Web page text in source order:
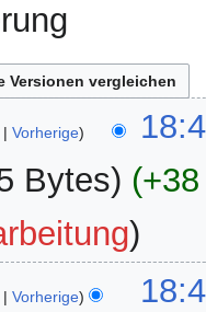
Vorherige
Bytes
Vorherige